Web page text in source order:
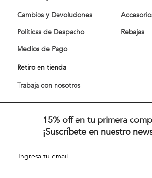
Cambios y Devoluciones
Políticas de Despacho
Medios de Pago
Retiro en tienda
Trabaja con nosotros
Rebajas
15% off en tu primera
¡Suscríbete en nuestro